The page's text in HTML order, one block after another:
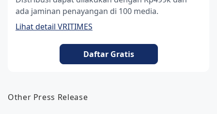
ada jaminan penayangan di 100 media.
Lihat detail VRITIMES
Daftar Gratis
Other Press Release